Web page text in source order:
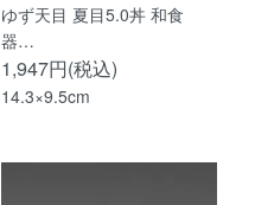
ゆず天目 夏目5.0丼 和食
器…
1,947円(税込)
14.3×9.5cm